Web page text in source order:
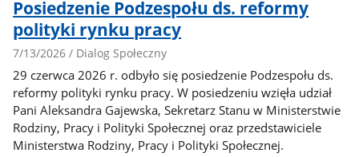
Posiedzenie Podzespołu ds. reformy
polityki rynku pracy
7/13/2026 / Dialog Społeczny
29 czerwca 2026 r. odbyło się posiedzenie Podzespołu ds.
reformy polityki rynku pracy. W posiedzeniu wzięła udział
Pani Aleksandra Gajewska, Sekretarz Stanu w Ministerstwie
Rodziny, Pracy i Polityki Społecznej oraz przedstawiciele
Ministerstwa Rodziny, Pracy i Polityki Społecznej.